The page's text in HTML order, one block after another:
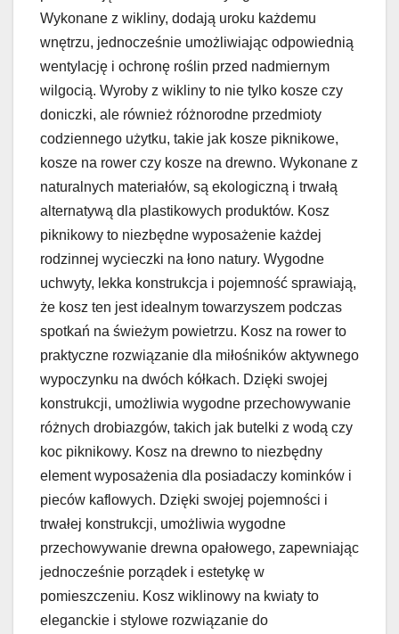
Wykonane z wikliny, dodają uroku każdemu
wnętrzu, jednocześnie umożliwiając odpowiednią
wentylację i ochronę roślin przed nadmiernym
wilgocią. Wyroby z wikliny to nie tylko kosze czy
doniczki, ale również różnorodne przedmioty
codziennego użytku, takie jak kosze piknikowe,
kosze na rower czy kosze na drewno. Wykonane z
naturalnych materiałów, są ekologiczną i trwałą
alternatywą dla plastikowych produktów. Kosz
piknikowy to niezbędne wyposażenie każdej
rodzinnej wycieczki na łono natury. Wygodne
uchwyty, lekka konstrukcja i pojemność sprawiają,
że kosz ten jest idealnym towarzyszem podczas
spotkań na świeżym powietrzu. Kosz na rower to
praktyczne rozwiązanie dla miłośników aktywnego
wypoczynku na dwóch kółkach. Dzięki swojej
konstrukcji, umożliwia wygodne przechowywanie
różnych drobiazgów, takich jak butelki z wodą czy
koc piknikowy. Kosz na drewno to niezbędny
element wyposażenia dla posiadaczy kominków i
pieców kaflowych. Dzięki swojej pojemności i
trwałej konstrukcji, umożliwia wygodne
przechowywanie drewna opałowego, zapewniając
jednocześnie porządek i estetykę w
pomieszczeniu. Kosz wiklinowy na kwiaty to
eleganckie i stylowe rozwiązanie do